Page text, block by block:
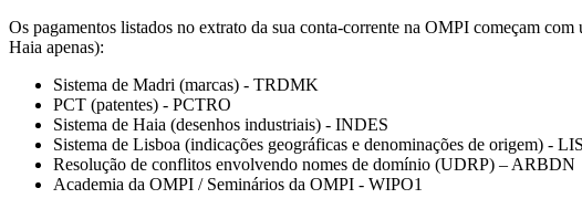
Os pagamentos listados no extrato da sua conta-corrente na OMPI começam
Haia apenas):
Sistema de Madri (marcas) - TRDMK
PCT (patentes) - PCTRO
Sistema de Haia (desenhos industriais) - INDES
Sistema de Lisboa (indicações geográficas e denominações de origem) -
Resolução de conflitos envolvendo nomes de domínio (UDRP) – ARBDN
Academia da OMPI / Seminários da OMPI - WIPO1